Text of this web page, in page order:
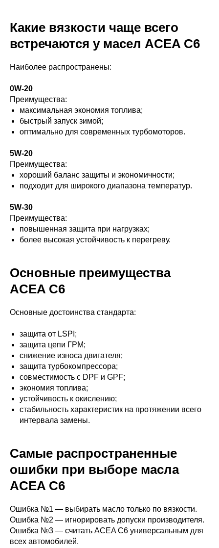
Какие вязкости чаще всего
встречаются у масел ACEA C6
Наиболее распространены:
0W-20
Преимущества:
максимальная экономия топлива;
быстрый запуск зимой;
оптимально для современных турбомоторов.
5W-20
Преимущества:
хороший баланс защиты и экономичности;
подходит для широкого диапазона температур.
5W-30
Преимущества:
повышенная защита при нагрузках;
более высокая устойчивость к перегреву.
Основные преимущества
ACEA C6
Основные достоинства стандарта:
защита от LSPI;
защита цепи ГРМ;
снижение износа двигателя;
защита турбокомпрессора;
совместимость с DPF и GPF;
экономия топлива;
устойчивость к окислению;
стабильность характеристик на протяжении всего
интервала замены.
Самые распространенные
ошибки при выборе масла
ACEA C6
Ошибка №1 — выбирать масло только по вязкости.
Ошибка №2 — игнорировать допуски производителя.
Ошибка №3 — считать ACEA C6 универсальным для
всех автомобилей.